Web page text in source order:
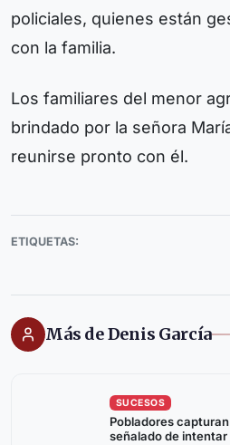
policiales, quienes están
con la familia.
Los familiares del menor
brindado por la señora
reunirse pronto con él.
ETIQUETAS:
Más de Denis García
SUCESOS
Pobladores
señalado de